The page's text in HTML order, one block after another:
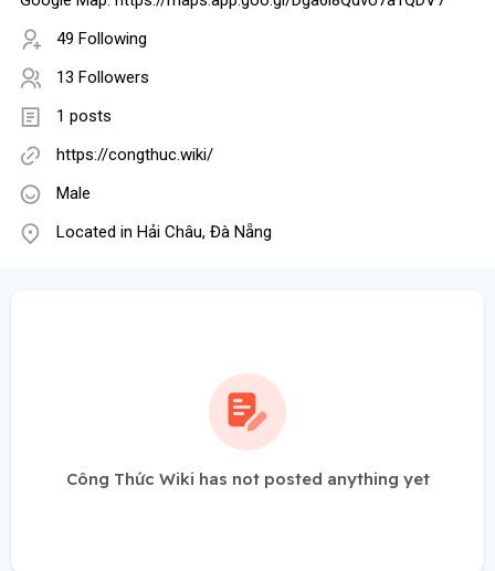
49 Following
13 Followers
1 posts
https://congthuc.wiki/
Male
Located in Hải Châu, Đà Nẵng
Công Thức Wiki has not posted anything yet